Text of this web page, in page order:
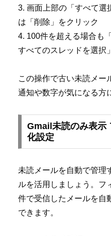
3. 画面上部の「すべて
は「削除」をクリック
4. 100件を超える場合も
すべてのスレッドを選択
この操作で古い未読メー
通知や数字が気になる方
Gmail未読のみ表示
化設定
未読メールを自動で管理
ルを活用しましょう。フ
件で受信したメールを自
できます。